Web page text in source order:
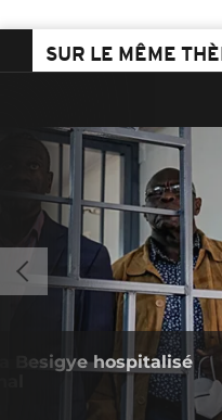
SUR LE MÊME
Besigye hospitalisé